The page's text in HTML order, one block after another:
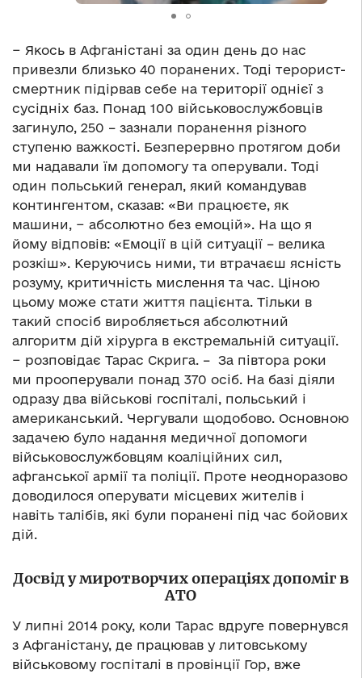
− Якось в Афганістані за один день до нас
привезли близько 40 поранених. Тоді терорист-
смертник підірвав себе на території однієї з
сусідніх баз. Понад 100 військовослужбовців
загинуло, 250 – зазнали поранення різного
ступеню важкості. Безперервно протягом доби
ми надавали їм допомогу та оперували. Тоді
один польський генерал, який командував
контингентом, сказав: «Ви працюєте, як
машини, − абсолютно без емоцій». На що я
йому відповів: «Емоції в цій ситуації – велика
розкіш». Керуючись ними, ти втрачаєш ясність
розуму, критичність мислення та час. Ціною
цьому може стати життя пацієнта. Тільки в
такий спосіб виробляється абсолютний
алгоритм дій хірурга в екстремальній ситуації.
− розповідає Тарас Скрига. – За півтора роки
ми прооперували понад 370 осіб. На базі діяли
одразу два військові госпіталі, польський і
американський. Чергували щодобово. Основною
задачею було надання медичної допомоги
військовослужбовцям коаліційних сил,
афганської армії та поліції. Проте неодноразово
доводилося оперувати місцевих жителів і
навіть талібів, які були поранені під час бойових
дій.
Досвід у миротворчих операціях допоміг в
АТО
У липні 2014 року, коли Тарас вдруге повернувся
з Афганістану, де працював у литовському
військовому госпіталі в провінції Гор, вже